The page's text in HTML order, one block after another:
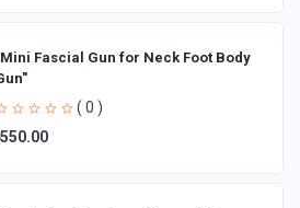
Fascial Gun for Neck Foot Body
( 0 )